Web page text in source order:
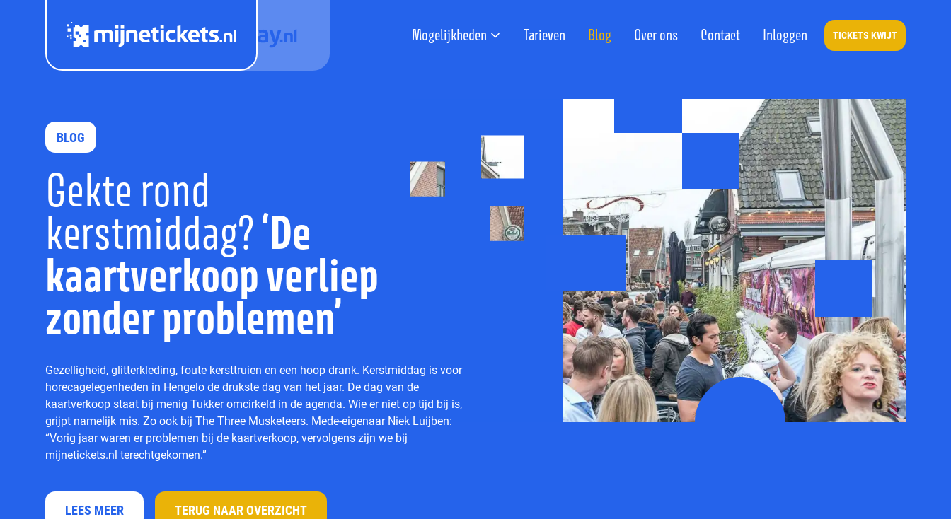
Mogelijkheden Tarieven Blog Over ons Contact Inloggen TICKETS KWIJT
BLOG
Gekte rond
kerstmiddag?‘De
kaartverkoop verliep
zonder problemen’
Gezelligheid, glitterkleding, foute kersttruien en een hoop drank. Kerstmiddag is voor
horecagelegenheden in Hengelo de drukste dag van het jaar. De dag van de
kaartverkoop staat bij menig Tukker omcirkeld in de agenda. Wie er niet op tijd bij is,
grijpt namelijk mis. Zo ook bij The Three Musketeers. Mede-eigenaar Niek Luijben:
“Vorig jaar waren er problemen bij de kaartverkoop, vervolgens zijn we bij
mijnetickets.nl terechtgekomen.”
LEES MEER TERUG NAAR OVERZICHT